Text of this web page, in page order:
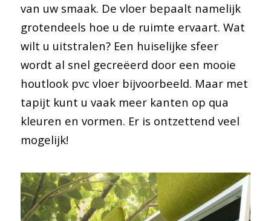
van uw smaak. De vloer bepaalt namelijk
grotendeels hoe u de ruimte ervaart. Wat
wilt u uitstralen? Een huiselijke sfeer
wordt al snel gecreëerd door een mooie
houtlook pvc vloer bijvoorbeeld. Maar met
tapijt kunt u vaak meer kanten op qua
kleuren en vormen. Er is ontzettend veel
mogelijk!